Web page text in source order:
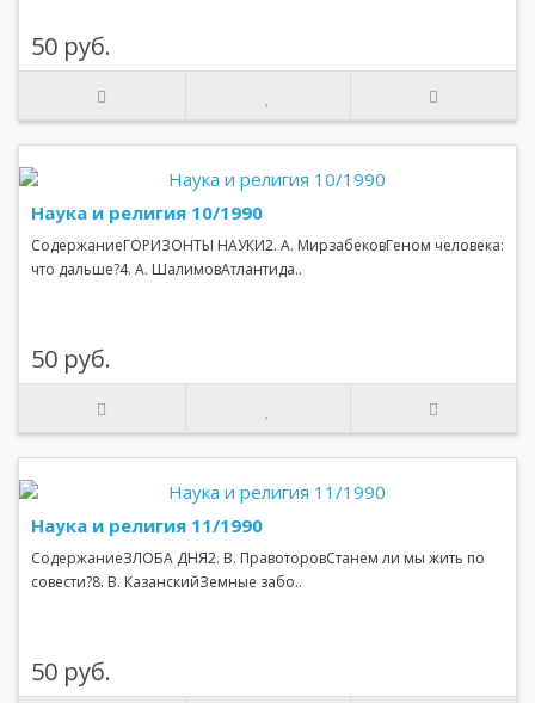
50 руб.
Наука и религия 10/1990
СодержаниеГОРИЗОНТЫ НАУКИ2. А. МирзабековГеном человека:
что дальше?4. А. ШалимовАтлантида..
50 руб.
Наука и религия 11/1990
СодержаниеЗЛОБА ДНЯ2. В. ПравоторовСтанем ли мы жить по
совести?8. В. КазанскийЗемные забо..
50 руб.